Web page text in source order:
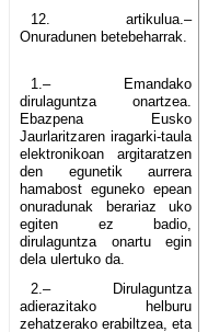
12. artikulua.–
Onuradunen betebeharrak.
1.– Emandako
dirulaguntza onartzea.
Ebazpena Eusko
Jaurlaritzaren iragarki-taula
elektronikoan argitaratzen
den egunetik aurrera
hamabost eguneko epean
onuradunak berariaz uko
egiten ez badio,
dirulaguntza onartu egin
dela ulertuko da.
2.– Dirulaguntza
adierazitako helburu
zehatzerako erabiltzea, eta